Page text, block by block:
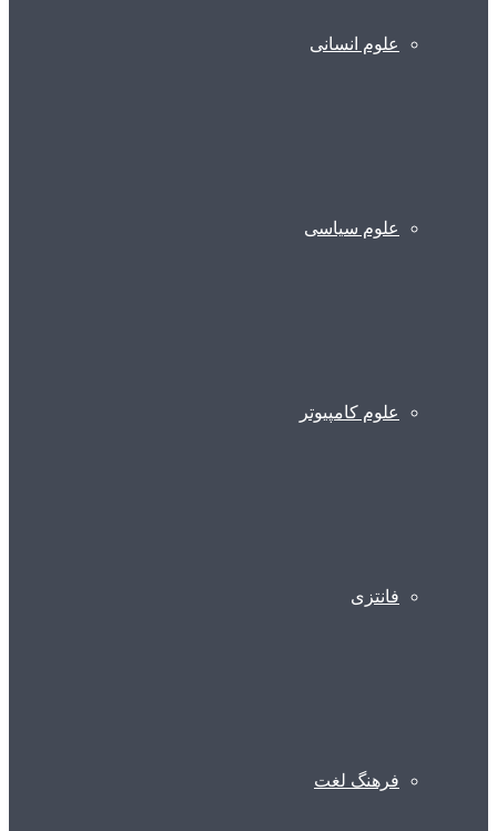
علوم انسانی
علوم سیاسی
علوم کامپیوتر
فانتزی
فرهنگ لغت